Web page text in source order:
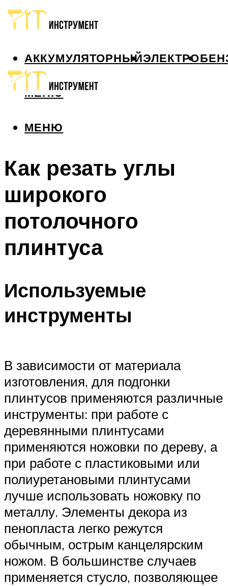
АККУМУЛЯТОРНЫЙЭЛЕКТРО
МЕНЮ
МЕНЮ
Как резать углы
широкого
потолочного
плинтуса
Используемые
инструменты
В зависимости от материала
изготовления, для подгонки
плинтусов применяются различные
инструменты: при работе с
деревянными плинтусами
применяются ножовки по дереву, а
при работе с пластиковыми или
полиуретановыми плинтусами
лучше использовать ножовку по
металлу. Элементы декора из
пенопласта легко режутся
обычным, острым канцелярским
ножом. В большинстве случаев
применяется стусло, позволяющее